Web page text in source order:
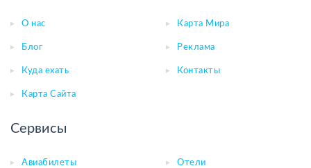
О нас Карта Мира
Блог Реклама
Куда ехать Контакты
Карта Сайта
Сервисы
Авиабилеты Отели